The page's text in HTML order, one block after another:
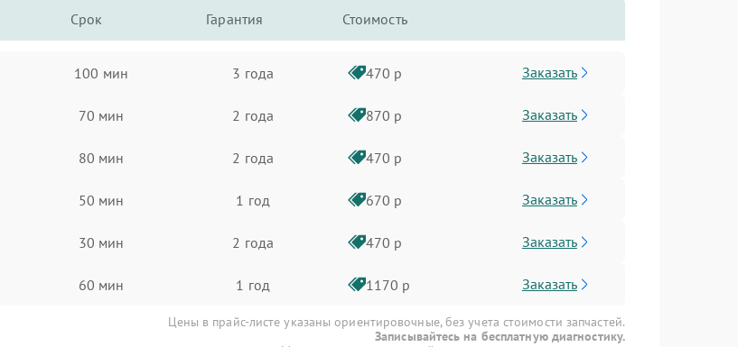
Срок Гарантия Стоимость
100 мин 3 года 470 р Заказать
70 мин 2 года 870 р Заказать
80 мин 2 года 470 р Заказать
50 мин 1 год 670 р Заказать
30 мин 2 года 470 р Заказать
60 мин 1 год 1170 р Заказать
Цены в прайс-листе указаны ориентировочные, без учета стоимости запчастей.
Записывайтесь на бесплатную диагностику.